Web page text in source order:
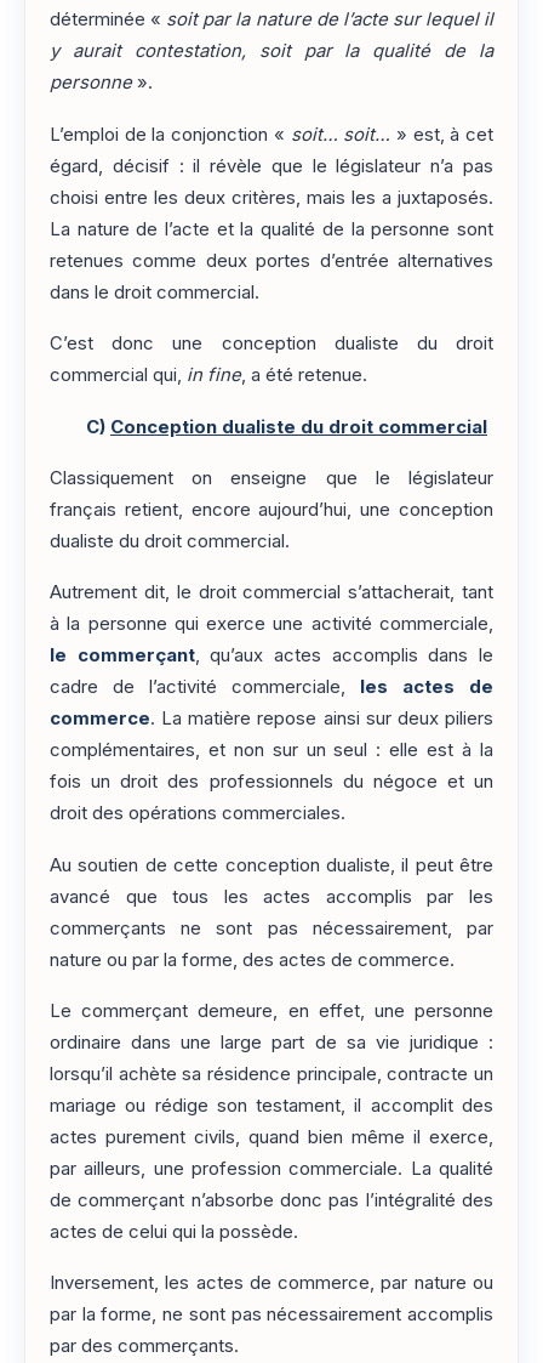
déterminée « soit par la nature de l’acte sur lequel il
y aurait contestation, soit par la qualité de la
personne».
L’emploi de la conjonction « soit… soit… » est, à cet
égard, décisif : il révèle que le législateur n’a pas
choisi entre les deux critères, mais les a juxtaposés.
La nature de l’acte et la qualité de la personne sont
retenues comme deux portes d’entrée alternatives
dans le droit commercial.
C’est donc une conception dualiste du droit
commercial qui, in fine, a été retenue.
C) Conception dualiste du droit commercial
Classiquement on enseigne que le législateur
français retient, encore aujourd’hui, une conception
dualiste du droit commercial.
Autrement dit, le droit commercial s’attacherait, tant
à la personne qui exerce une activité commerciale,
le commerçant, qu’aux actes accomplis dans le
cadre de l’activité commerciale, les actes de
commerce. La matière repose ainsi sur deux piliers
complémentaires, et non sur un seul : elle est à la
fois un droit des professionnels du négoce et un
droit des opérations commerciales.
Au soutien de cette conception dualiste, il peut être
avancé que tous les actes accomplis par les
commerçants ne sont pas nécessairement, par
nature ou par la forme, des actes de commerce.
Le commerçant demeure, en effet, une personne
ordinaire dans une large part de sa vie juridique :
lorsqu’il achète sa résidence principale, contracte un
mariage ou rédige son testament, il accomplit des
actes purement civils, quand bien même il exerce,
par ailleurs, une profession commerciale. La qualité
de commerçant n’absorbe donc pas l’intégralité des
actes de celui qui la possède.
Inversement, les actes de commerce, par nature ou
par la forme, ne sont pas nécessairement accomplis
par des commerçants.